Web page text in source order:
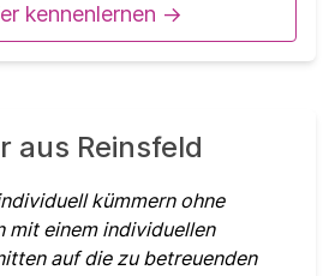
kennenlernen ->
aus Reinsfeld
kümmern ohne
mit einem individuellen
auf die zu betreuenden